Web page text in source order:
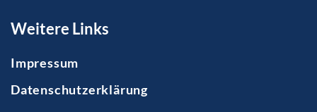
Weitere Links
Impressum
Datenschutzerklärung